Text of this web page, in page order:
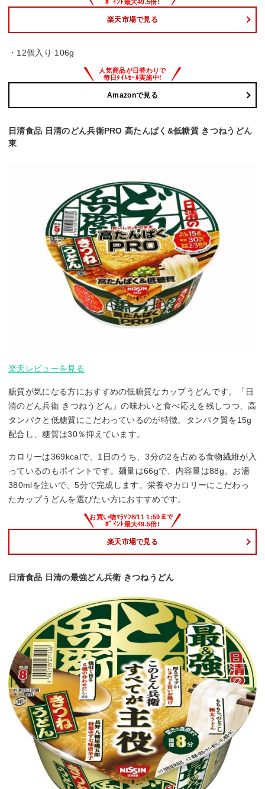
楽天市場で見る
・12個入り 106g
Amazonで見る
日清食品 日清のどん兵衛PRO 高たんぱく&低糖質 きつねうどん
東
楽天レビューを見る
糖質が気になる方におすすめの低糖質なカップうどんです。「日
清のどん兵衛 きつねうどん」の味わいと食べ応えを残しつつ、高
タンパクと低糖質にこだわっているのが特徴。タンパク質を15g
配合し、糖質は30％抑えています。
カロリーは369kcalで、1日のうち、3分の2を占める食物繊維が入
っているのもポイントです。麺量は66gで、内容量は88g。お湯
380mlを注いで、5分で完成します。栄養やカロリーにこだわっ
たカップうどんを選びたい方におすすめです。
楽天市場で見る
日清食品 日清の最強どん兵衛 きつねうどん